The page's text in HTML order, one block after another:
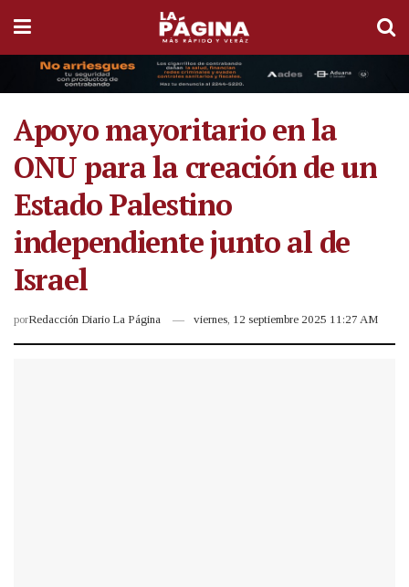
Apoyo mayoritario en la
ONU para la creación de un
Estado Palestino
independiente junto al de
Israel
porRedacción Diario La Página viernes, 12 septiembre 2025 11:27 AM